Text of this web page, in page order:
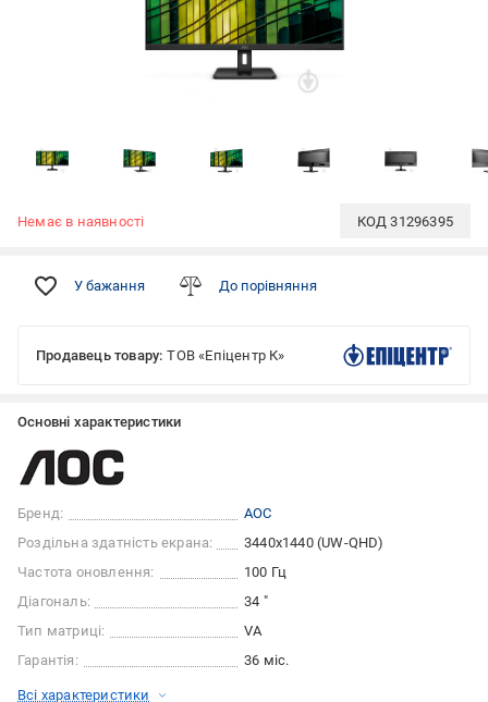
Немає в наявності КОД31296395
У бажання До порівняння
Продавець товару: ТОВ «Епіцентр К»
Основні характеристики
Бренд:
AOC
Роздільна здатність екрана:
3440x1440 (UW-QHD)
Частота оновлення:
100 Гц
Діагональ:
34 "
Тип матриці:
VA
Гарантія:
36 міс.
Всі характеристики